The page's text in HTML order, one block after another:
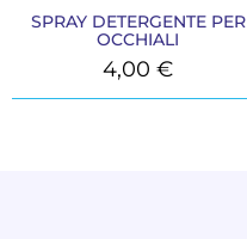
SPRAY DETERGENTE PER
OCCHIALI
4,00€